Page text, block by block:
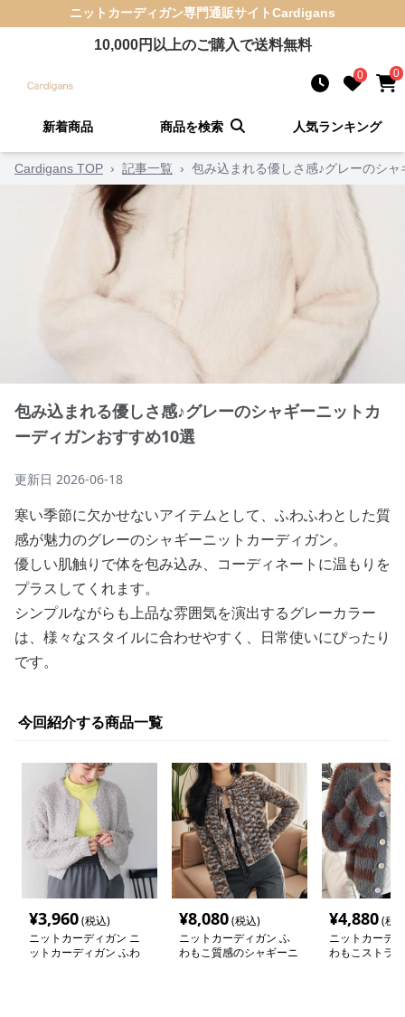
ニットカーディガン専門通販サイトCardigans
10,000円以上のご購入で送料無料
0 0
新着商品 商品を検索 人気ランキング
Cardigans TOP › 記事一覧 › 包み込まれる優しさ感♪グレーのシ
包み込まれる優しさ感♪グレーのシャギーニットカ
ーディガンおすすめ10選
更新日 2026-06-18
寒い季節に欠かせないアイテムとして、ふわふわとした質
感が魅力のグレーのシャギーニットカーディガン。
優しい肌触りで体を包み込み、コーディネートに温もりを
プラスしてくれます。
シンプルながらも上品な雰囲気を演出するグレーカラー
は、様々なスタイルに合わせやすく、日常使いにぴったり
です。
今回紹介する商品一覧
¥3,960(税込)
ニットカーディガン ニ
ットカーディガン ふわ
¥8,080(税込)
ニットカーディガン ふ
わもこ質感のシャギーニ
¥4,880(税
ニットカーデ
わもこストラ